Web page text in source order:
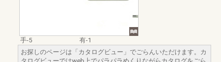
手-5
有-1
お探しのページは「カタログビュー」でごらんいただけます。カ